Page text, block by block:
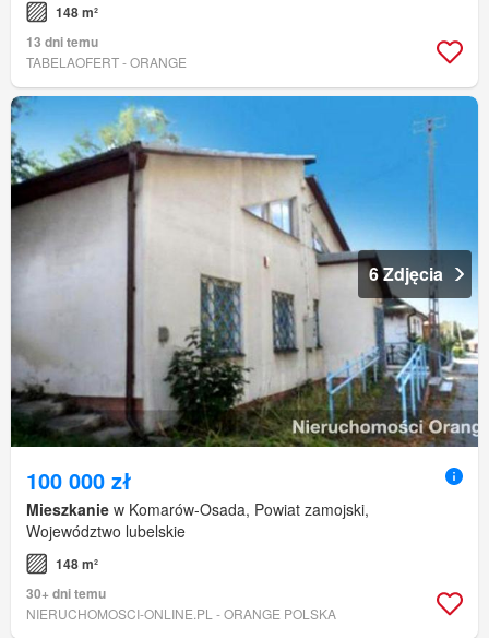
148 m²
13 dni temu
TABELAOFERT - ORANGE
6 Zdjęcia
100 000 zł
Mieszkanie w Komarów-Osada, Powiat zamojski,
Województwo lubelskie
148 m²
30+ dni temu
NIERUCHOMOSCI-ONLINE.PL - ORANGE POLSKA